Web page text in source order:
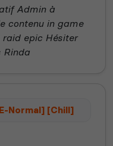
Admin à
contenu in game
raid epic Hésiter
Rinda
Normal] [Chill]